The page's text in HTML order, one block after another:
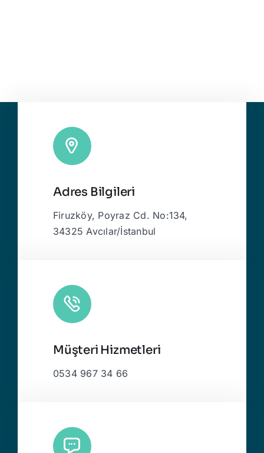
Adres Bilgileri
Firuzköy, Poyraz Cd. No:134,
34325 Avcılar/İstanbul
Müşteri Hizmetleri
0534 967 34 66